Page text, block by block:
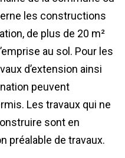
les constructions
de plus de 20 m²
au sol. Pour les
d’extension ainsi
peuvent
Les travaux qui ne
sont en
préalable de travaux.